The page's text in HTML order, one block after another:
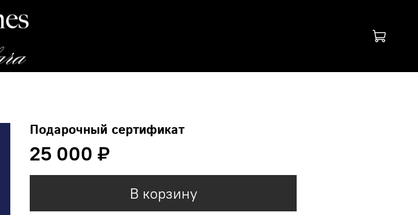
Подарочный сертификат
25 000 ₽
В корзину